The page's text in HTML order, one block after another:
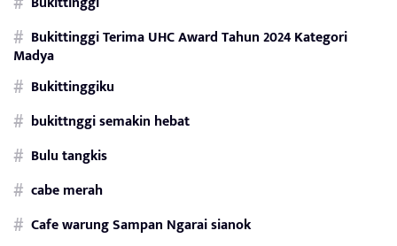
Bukittinggi Terima UHC Award Tahun 2024 Kategori
Madya
Bukittinggiku
bukittnggi semakin hebat
Bulu tangkis
cabe merah
Cafe warung Sampan Ngarai sianok